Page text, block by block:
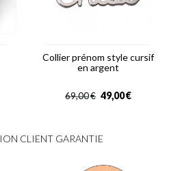
Collier prénom style cursif
en argent
€
69,00 €
49,00
CLIENT GARANTIE